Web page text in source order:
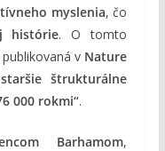
myslenia, čo
histórie. O tomto
v Nature
štrukturálne
000 rokmi“.
Barhamom,